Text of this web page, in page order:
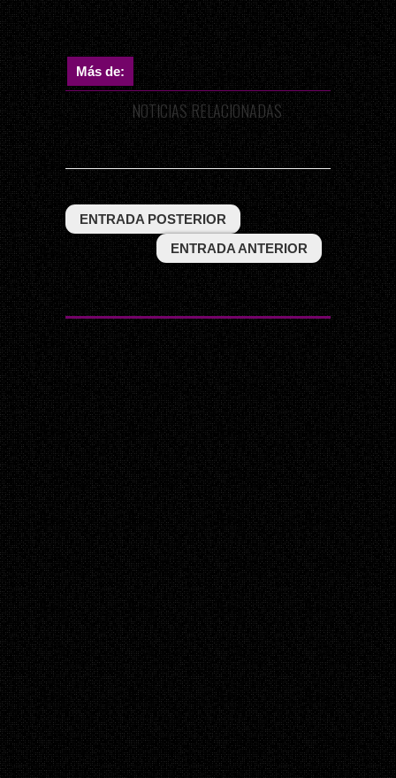
Más de:
NOTICIAS RELACIONADAS
ENTRADA POSTERIOR
ENTRADA ANTERIOR